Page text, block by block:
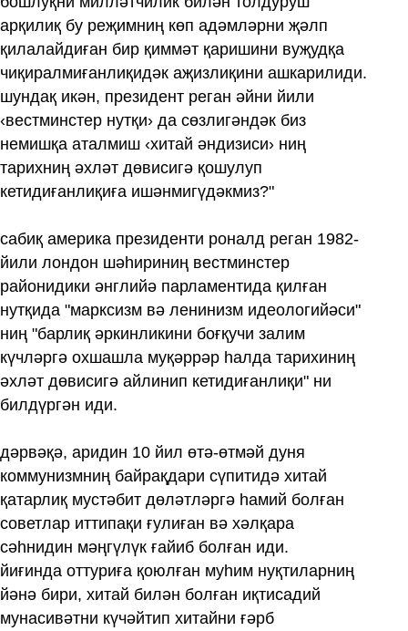
арқилиқ бу реҗимниң көп адәмләрни җәлп
қилалайдиған бир қиммәт қаришини вуҗудқа
чиқиралмиғанлиқидәк аҗизлиқини ашкарилиди.
шундақ икән, президент реган әйни йили
‹вестминстер нутқи› да сөзлигәндәк биз
немишқа аталмиш ‹хитай әндизиси› ниң
тарихниң әхләт дөвисигә қошулуп
кетидиғанлиқиға ишәнмигүдәкмиз?"
сабиқ америка президенти роналд реган 1982-
йили лондон шәһириниң вестминстер
районидики әнглийә парламентида қилған
нутқида "марксизм вә ленинизм идеологийәси"
ниң "барлиқ әркинликини боғқучи залим
күчләргә охшашла муқәррәр һалда тарихиниң
әхләт дөвисигә айлинип кетидиғанлиқи" ни
билдүргән иди.
дәрвәқә, аридин 10 йил өтә-өтмәй дуня
коммунизмниң байрақдари сүпитидә хитай
қатарлиқ мустәбит дөләтләргә һамий болған
советлар иттипақи ғулиған вә хәлқара
сәһнидин мәңгүлүк ғайиб болған иди.
йиғинда оттуриға қоюлған муһим нуқтиларниң
йәнә бири, хитай билән болған иқтисадий
мунасивәтни күчәйтип хитайни ғәрб